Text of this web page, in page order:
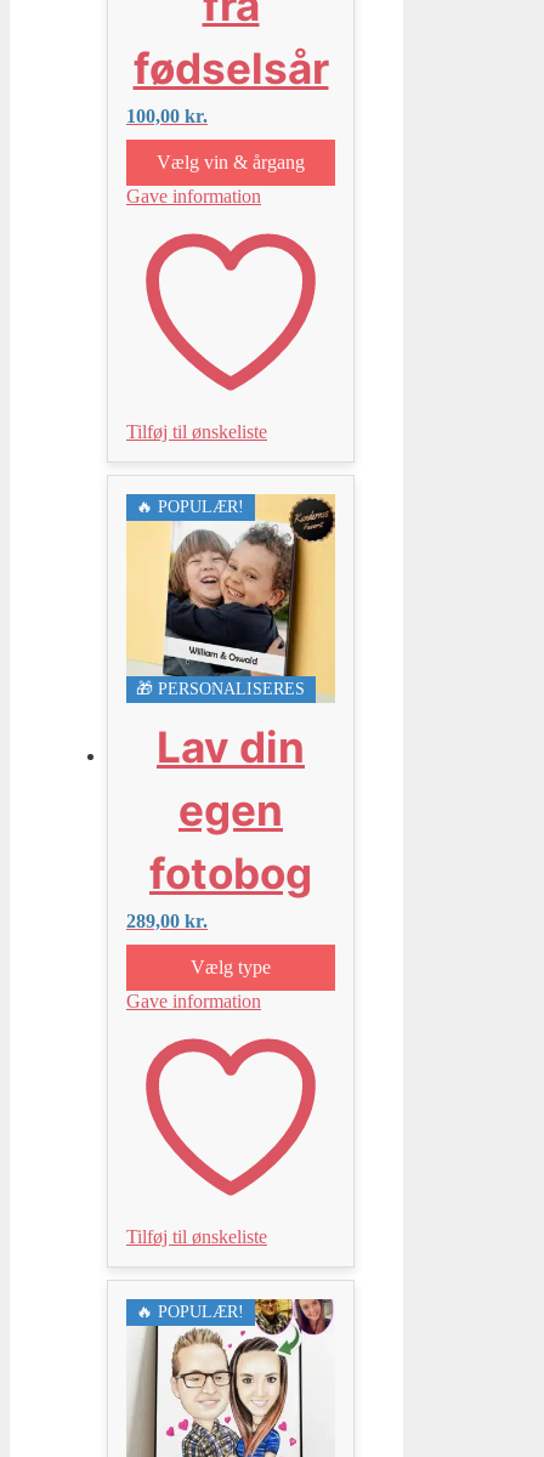
fødselsår
100,00 kr.
Vælg vin & årgang
Gave information
Tilføj til ønskeliste
🎁 PERSONALISERES
🔥 POPULÆR!
Lav din
egen
fotobog
289,00 kr.
Vælg type
Gave information
Tilføj til ønskeliste
🔥 POPULÆR!